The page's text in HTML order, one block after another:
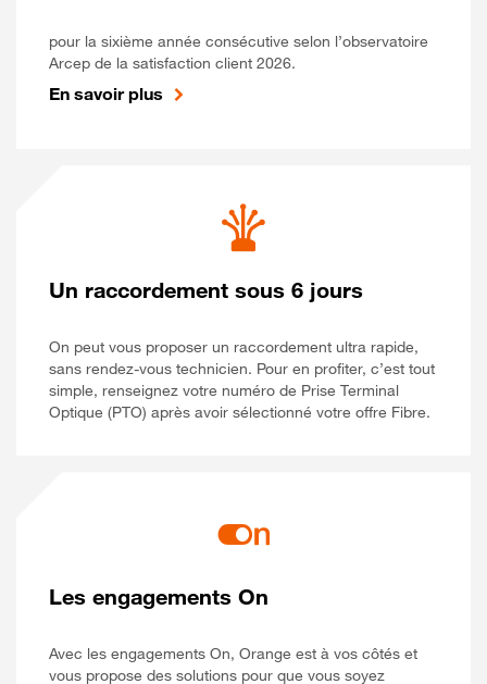
pour la sixième année consécutive selon l’observatoire
Arcep de la satisfaction client 2026.
En savoir plus
Un raccordement sous 6 jours
On peut vous proposer un raccordement ultra rapide,
sans rendez-vous technicien. Pour en profiter, c’est tout
simple, renseignez votre numéro de Prise Terminal
Optique (PTO) après avoir sélectionné votre offre Fibre.
Les engagements On
Avec les engagements On, Orange est à vos côtés et
vous propose des solutions pour que vous soyez